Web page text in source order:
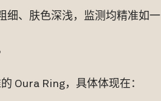
细、肤色深浅，监测均精准如一
Oura Ring，具体体现在：